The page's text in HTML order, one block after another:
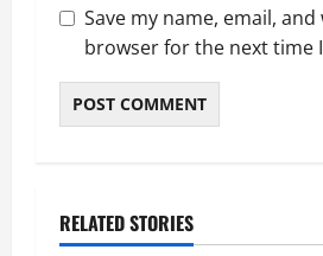
Save my name, email,
browser for the next time
RELATED STORIES